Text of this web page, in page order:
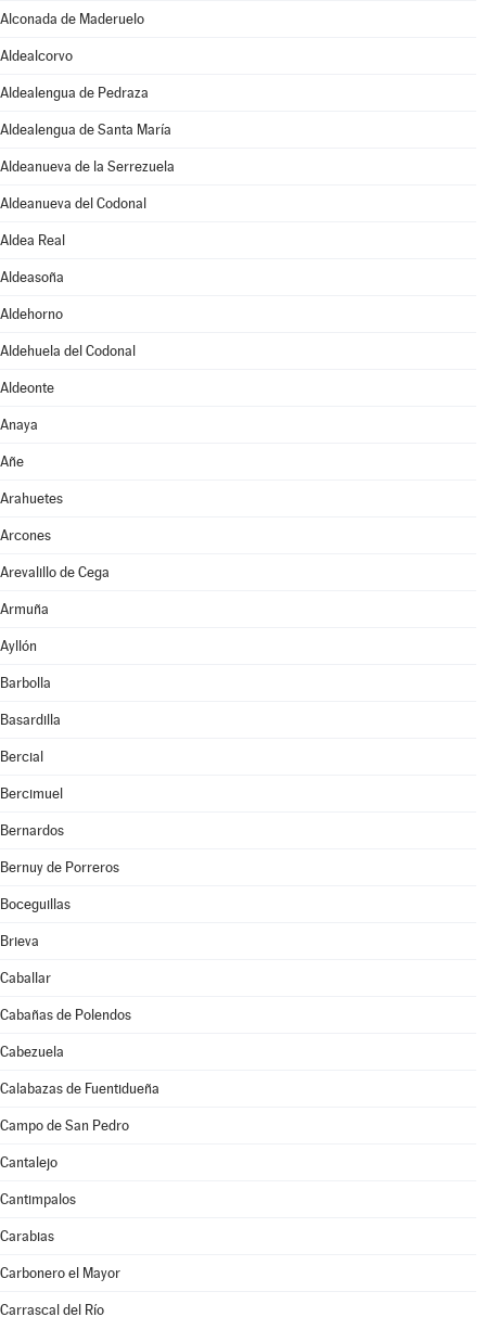
Alconada de Maderuelo
Aldealcorvo
Aldealengua de Pedraza
Aldealengua de Santa María
Aldeanueva de la Serrezuela
Aldeanueva del Codonal
Aldea Real
Aldeasoña
Aldehorno
Aldehuela del Codonal
Aldeonte
Anaya
Añe
Arahuetes
Arcones
Arevalillo de Cega
Armuña
Ayllón
Barbolla
Basardilla
Bercial
Bercimuel
Bernardos
Bernuy de Porreros
Boceguillas
Brieva
Caballar
Cabañas de Polendos
Cabezuela
Calabazas de Fuentidueña
Campo de San Pedro
Cantalejo
Cantimpalos
Carabias
Carbonero el Mayor
Carrascal del Río